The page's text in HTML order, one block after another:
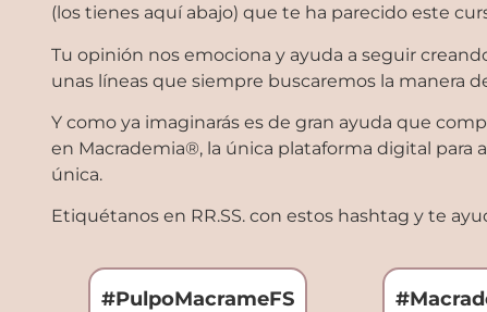
(los tienes aquí abajo) que te ha parecido este
Tu opinión nos emociona y ayuda a seguir
unas líneas que siempre buscaremos la manera
Y como ya imaginarás es de gran ayuda que
en Macrademia®, la única plataforma digital
única.
Etiquétanos en RR.SS. con estos hashtag y te
#PulpoMacrameFS